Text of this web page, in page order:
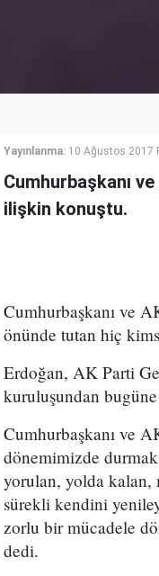
Yayınlanma: 10 Ağustos 2017
Cumhurbaşkanı
ilişkin konuştu.
Cumhurbaşkanı ve
önünde tutan hiç
Erdoğan, AK Parti
kuruluşundan
Cumhurbaşkanı ve
dönemimizde
yorulan, yolda kalan,
sürekli kendini
zorlu bir mücadele
dedi.